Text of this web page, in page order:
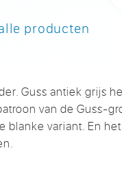
producten
Guss antiek grijs
van de Guss-
blanke variant. En